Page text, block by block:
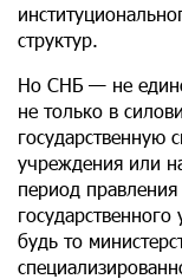
структур.
Но СНБ — не
не только в
государственную
учреждения или
период
будь то